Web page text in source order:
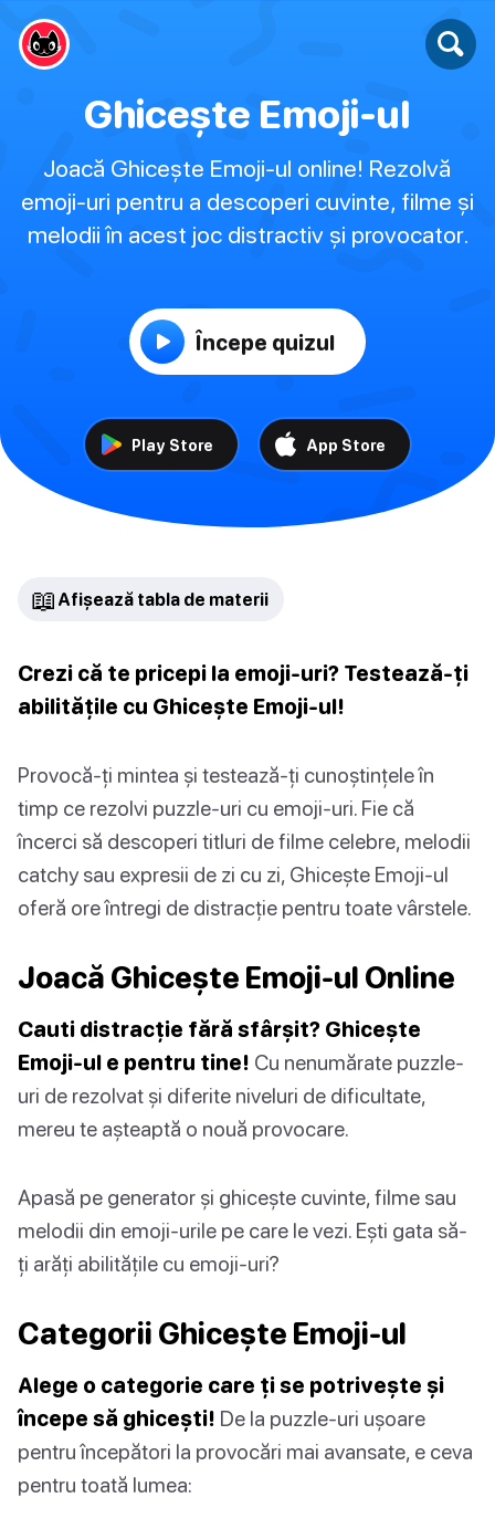
Ghicește Emoji-ul
Joacă Ghicește Emoji-ul online! Rezolvă
emoji-uri pentru a descoperi cuvinte, filme și
melodii în acest joc distractiv și provocator.
Începe quizul
Play Store App Store
📖 Afișează tabla de materii
Crezi că te pricepi la emoji-uri? Testează-ți
abilitățile cu Ghicește Emoji-ul!
Provocă-ți mintea și testează-ți cunoștințele în
timp ce rezolvi puzzle-uri cu emoji-uri. Fie că
încerci să descoperi titluri de filme celebre, melodii
catchy sau expresii de zi cu zi, Ghicește Emoji-ul
oferă ore întregi de distracție pentru toate vârstele.
Joacă Ghicește Emoji-ul Online
Cauti distracție fără sfârșit? Ghicește
Emoji-ul e pentru tine! Cu nenumărate puzzle-
uri de rezolvat și diferite niveluri de dificultate,
mereu te așteaptă o nouă provocare.
Apasă pe generator și ghicește cuvinte, filme sau
melodii din emoji-urile pe care le vezi. Ești gata să-
ți arăți abilitățile cu emoji-uri?
Categorii Ghicește Emoji-ul
Alege o categorie care ți se potrivește și
începe să ghicești! De la puzzle-uri ușoare
pentru începători la provocări mai avansate, e ceva
pentru toată lumea: